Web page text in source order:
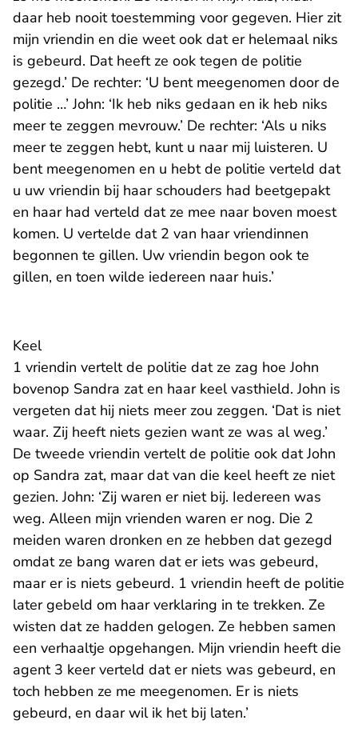
daar heb nooit toestemming voor gegeven. Hier zit
mijn vriendin en die weet ook dat er helemaal niks
is gebeurd. Dat heeft ze ook tegen de politie
gezegd.’ De rechter: ‘U bent meegenomen door de
politie …’ John: ‘Ik heb niks gedaan en ik heb niks
meer te zeggen mevrouw.’ De rechter: ‘Als u niks
meer te zeggen hebt, kunt u naar mij luisteren. U
bent meegenomen en u hebt de politie verteld dat
u uw vriendin bij haar schouders had beetgepakt
en haar had verteld dat ze mee naar boven moest
komen. U vertelde dat 2 van haar vriendinnen
begonnen te gillen. Uw vriendin begon ook te
gillen, en toen wilde iedereen naar huis.’
Keel
1 vriendin vertelt de politie dat ze zag hoe John
bovenop Sandra zat en haar keel vasthield. John is
vergeten dat hij niets meer zou zeggen. ‘Dat is niet
waar. Zij heeft niets gezien want ze was al weg.’
De tweede vriendin vertelt de politie ook dat John
op Sandra zat, maar dat van die keel heeft ze niet
gezien. John: ‘Zij waren er niet bij. Iedereen was
weg. Alleen mijn vrienden waren er nog. Die 2
meiden waren dronken en ze hebben dat gezegd
omdat ze bang waren dat er iets was gebeurd,
maar er is niets gebeurd. 1 vriendin heeft de politie
later gebeld om haar verklaring in te trekken. Ze
wisten dat ze hadden gelogen. Ze hebben samen
een verhaaltje opgehangen. Mijn vriendin heeft die
agent 3 keer verteld dat er niets was gebeurd, en
toch hebben ze me meegenomen. Er is niets
gebeurd, en daar wil ik het bij laten.’